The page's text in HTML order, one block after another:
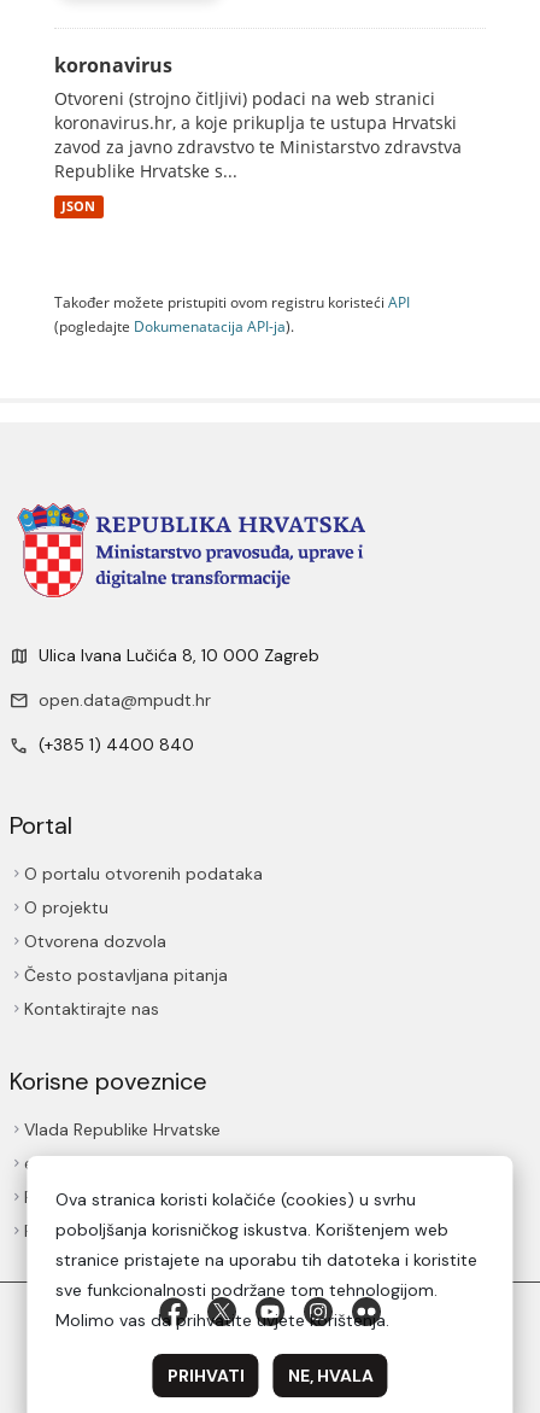
koronavirus
Otvoreni (strojno čitljivi) podaci na web stranici
koronavirus.hr, a koje prikuplja te ustupa Hrvatski
zavod za javno zdravstvo te Ministarstvo zdravstva
Republike Hrvatske s...
JSON
Također možete pristupiti ovom registru koristeći API
(pogledajte Dokumenаtаcijа API-jа).